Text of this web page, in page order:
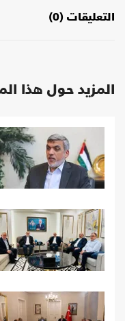
التعليقات (0)
المزيد حول هذا